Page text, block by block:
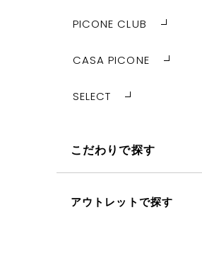
PICONE CLUB
CASA PICONE
SELECT
こだわりで探す
アウトレットで探す